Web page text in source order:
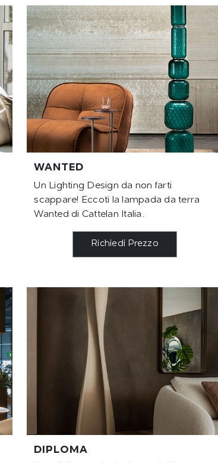
WANTED
Un Lighting Design da non farti
scappare! Eccoti la lampada da terra
Wanted di Cattelan Italia.
Richiedi Prezzo
DIPLOMA